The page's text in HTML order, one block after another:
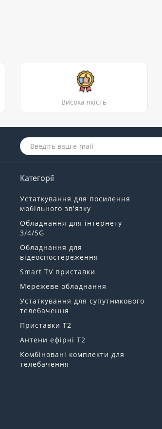
Висока якість
Категорії
Устаткування для посилення
мобільного зв'язку
Обладнання для інтернету
3/4/5G
Обладнання для
відеоспостереження
Smart TV приставки
Мережеве обладнання
Устаткування для супутникового
телебачення
Приставки Т2
Антени ефірні Т2
Комбіновані комплекти для
телебачення